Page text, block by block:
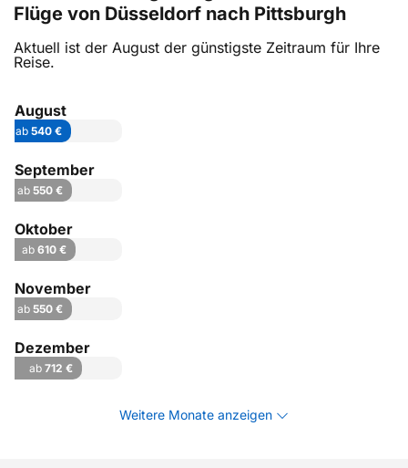
Flüge von Düsseldorf nach Pittsburgh
Aktuell ist der August der günstigste Zeitraum für Ihre
Reise.
August
ab540 €
September
ab 550 €
Oktober
ab610 €
November
ab 550 €
Dezember
ab712 €
Weitere Monate anzeigen